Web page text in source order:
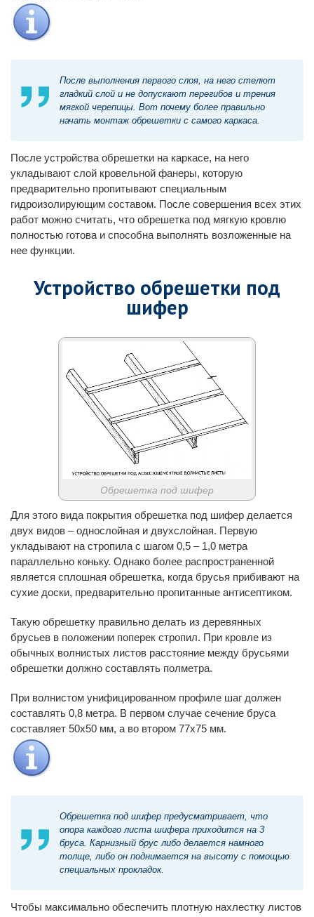
После выполнения первого слоя, на него стелют
гладкий слой и не допускают перегибов и трения
мягкой черепицы. Вот почему более правильно
начать монтаж обрешетки с самого каркаса.
После устройства обрешетки на каркасе, на него
укладывают слой кровельной фанеры, которую
предварительно пропитывают специальным
гидроизолирующим составом. После совершения всех этих
работ можно считать, что обрешетка под мягкую кровлю
полностью готова и способна выполнять возложенные на
нее функции.
Устройство обрешетки под
шифер
Обрешетка под шифер
Для этого вида покрытия обрешетка под шифер делается
двух видов – однослойная и двухслойная. Первую
укладывают на стропила с шагом 0,5 – 1,0 метра
параллельно коньку. Однако более распространенной
является сплошная обрешетка, когда брусья прибивают на
сухие доски, предварительно пропитанные антисептиком.
Такую обрешетку правильно делать из деревянных
брусьев в положении поперек стропил. При кровле из
обычных волнистых листов расстояние между брусьями
обрешетки должно составлять полметра.
При волнистом унифицированном профиле шаг должен
составлять 0,8 метра. В первом случае сечение бруса
составляет 50х50 мм, а во втором 77х75 мм.
Обрешетка под шифер предусматривает, что
опора каждого листа шифера приходится на 3
бруса. Карнизный брус либо делается намного
толще, либо он поднимается на высоту с помощью
специальных прокладок.
Чтобы максимально обеспечить плотную нахлестку листов